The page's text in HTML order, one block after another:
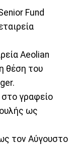
Fund
Aeolian
θέση του
στο γραφείο
ως
τον Αύγουστο